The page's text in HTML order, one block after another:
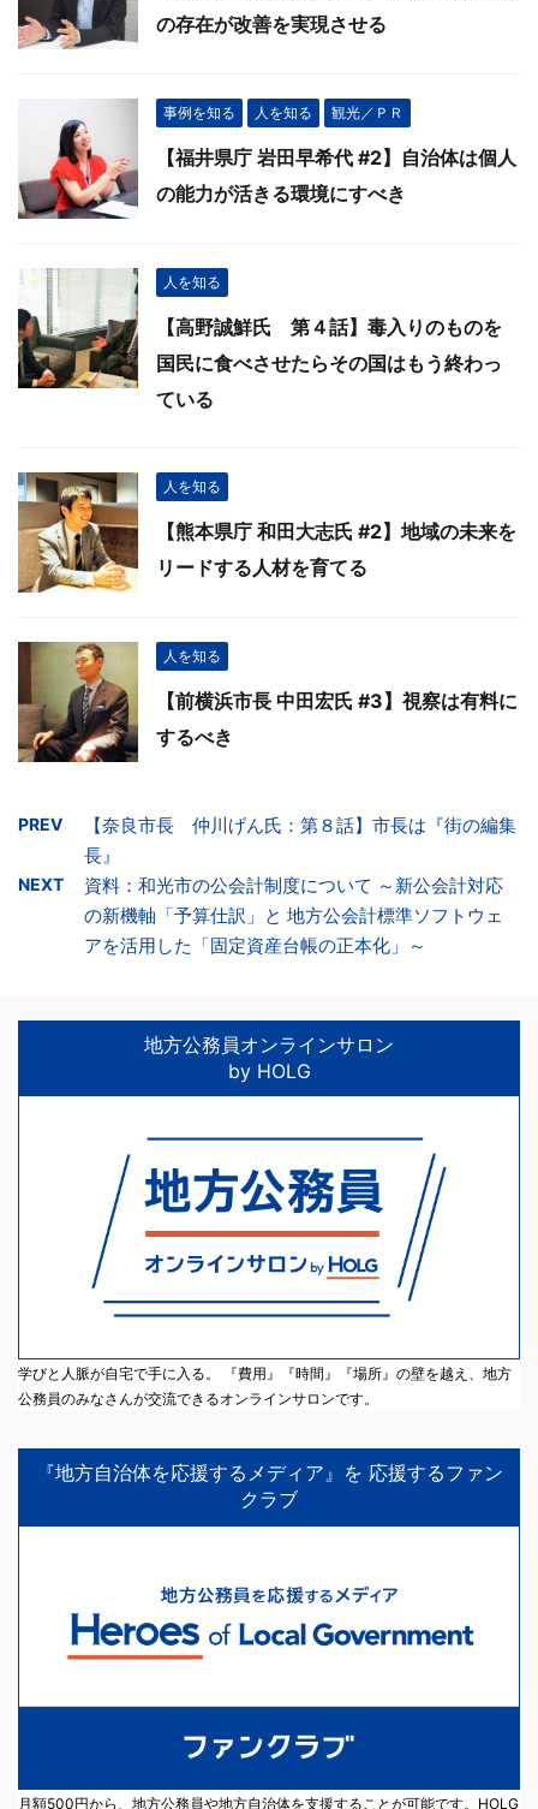
の存在が改善を実現させる
事例を知る 人を知る 観光／ＰＲ
【福井県庁 岩田早希代 #2】自治体は個人
の能力が活きる環境にすべき
人を知る
【高野誠鮮氏 第４話】毒入りのものを
国民に食べさせたらその国はもう終わっ
ている
人を知る
【熊本県庁 和田大志氏 #2】地域の未来を
リードする人材を育てる
人を知る
【前横浜市長 中田宏氏 #3】視察は有料に
するべき
PREV
【奈良市長 仲川げん氏：第８話】市長は『街の編集
長』
NEXT
資料：和光市の公会計制度について ～新公会計対応
の新機軸「予算仕訳」と 地方公会計標準ソフトウェ
アを活用した「固定資産台帳の正本化」～
地方公務員オンラインサロン
by HOLG
学びと人脈が自宅で手に入る。 『費用』『時間』『場所』の壁を越え、地方
公務員のみなさんが交流できるオンラインサロンです。
『地方自治体を応援するメディア』を 応援するファン
クラブ
月額500円から、地方公務員や地方自治体を支援することが可能です。HOLG